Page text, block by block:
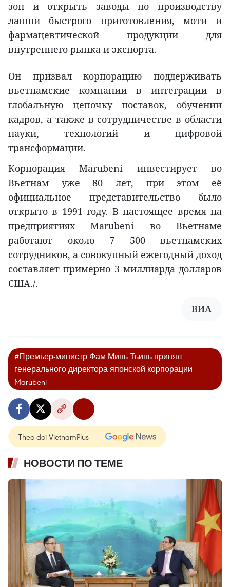
зон и открыть заводы по производству
лапши быстрого приготовления, моти и
фармацевтической продукции для
внутреннего рынка и экспорта.
Он призвал корпорацию поддерживать
вьетнамские компании в интеграции в
глобальную цепочку поставок, обучении
кадров, а также в сотрудничестве в области
науки, технологий и цифровой
трансформации.
Корпорация Marubeni инвестирует во
Вьетнам уже 80 лет, при этом её
официальное представительство было
открыто в 1991 году. В настоящее время на
предприятиях Marubeni во Вьетнаме
работают около 7 500 вьетнамских
сотрудников, а совокупный ежегодный доход
составляет примерно 3 миллиарда долларов
США./.
ВИА
#Премьер-министр Фам Минь Тьинь принял
генерального директора японской корпорации
Marubeni
Theo dõi VietnamPlus
НОВОСТИ ПО ТЕМЕ